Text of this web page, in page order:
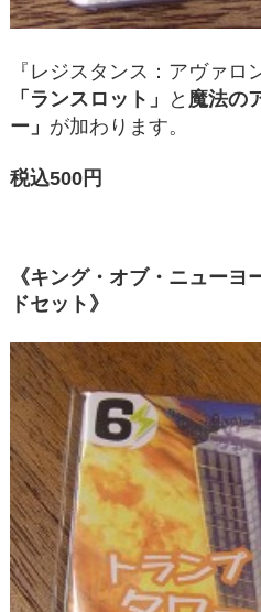
『レジスタンス：アヴァロ
「ランスロット」
と 魔法の
ー」 が加わります。
税込500円
《キング・オブ・ニュー
ドセット》